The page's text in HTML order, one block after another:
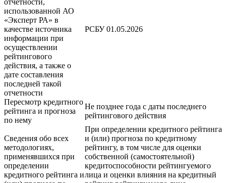
отчетности,
использованной АО
«Эксперт РА» в
качестве источника
информации при
осуществлении
рейтингового
действия, а также о
дате составления
последней такой
отчетности
РСБУ 01.05.2026
Пересмотр кредитного
рейтинга и прогноза
по нему
Не позднее года с даты последнего
рейтингового действия
Сведения обо всех
методологиях,
применявшихся при
определении
кредитного рейтинга и
При определении кредитного рейтинга
и (или) прогноза по кредитному
рейтингу, в том числе для оценки
собственной (самостоятельной)
кредитоспособности рейтингуемого
лица и оценки влияния на кредитный